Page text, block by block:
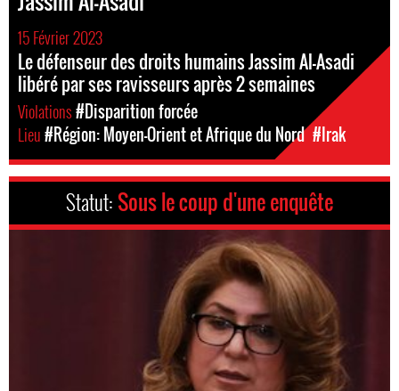
15 Février 2023
Le défenseur des droits humains Jassim Al-Asadi
libéré par ses ravisseurs après 2 semaines
Violations#Disparition forcée
Lieu#Région: Moyen-Orient et Afrique du Nord #Irak
Statut: Sous le coup d'une enquête